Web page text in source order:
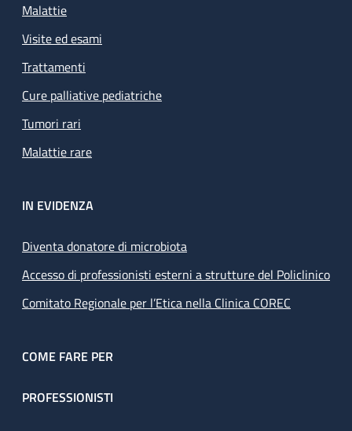
Malattie
Visite ed esami
Trattamenti
Cure palliative pediatriche
Tumori rari
Malattie rare
IN EVIDENZA
Diventa donatore di microbiota
Accesso di professionisti esterni a strutture del Policlinico
Comitato Regionale per l’Etica nella Clinica COREC
COME FARE PER
PROFESSIONISTI